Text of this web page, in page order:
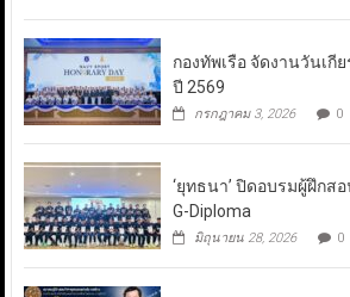
กองทัพเรือ จัดงานวันเกี
ปี 2569
กรกฎาคม 3, 2026 0
‘ยุทธนา’ ปิดอบรมผู้ฝึกส
G-Diploma
มิถุนายน 28, 2026 0